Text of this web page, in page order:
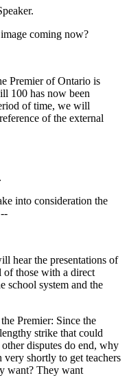
coming now?
Premier of Ontario is
100 has now been
of time, we will
of the external
into consideration the
hear the presentations of
of those with a direct
school system and the
Premier: Since the
strike that could
disputes do end, why
shortly to get teachers
want? They want